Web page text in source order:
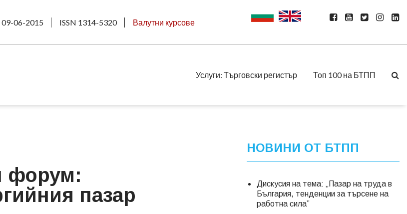
09-06-2015 ISSN 1314-5320 Валутни курсове
Услуги: Търговски регистър Топ 100 на БТПП
форум:
пазар
НОВИНИ ОТ БТПП
Дискусия на тема: „Пазар на труда в
България, тенденции за търсене на
работна сила”